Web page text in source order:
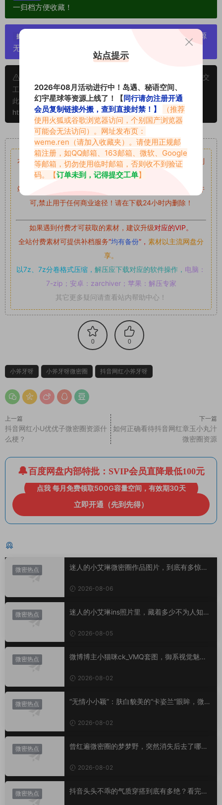
一归档方便收藏！
提示：
严禁搬运资源链接，一经发现封号处理，素材资源
无露点、需求请绕道，关闭本站网页！
申明：本文资源均来源网友分享，若侵犯了您的权限可以提交
工单处理。
此外本文章皆属于原创文章，转载请注明出处！原文链接：
https://www.abcjyw.com/141.html
重要声明
本站资源均来自网络分享，如有侵犯你的权益请私信留言
收到
留言后，我们会第一时间进行审核后删除。
站内资源为网友个人学习或测试研究使用，未经原版权作者许
可,禁止用于任何商业途径！请在下载24小时内删除！
如果遇到付费才可获取的素材，建议升级对应的VIP。
全站付费素材可提供补档服务“均有备份”， 素材以主流网盘分
享。
以7z、7z分卷格式压缩， 解压应下载对应的软件操作， 电脑：
7-zip；安卓：zarchiver；苹果：解压专家
其它更多疑问请查看站内帮助中心！
0 0
小斧牙呀 小斧牙呀微密圈 抖音网红小斧牙呀
上一篇
抖音网红小U优优子微密圈资源什
么梗？
下一篇
如何正确看待抖音网红章玉小丸汁
微密圈资源
百度网盘内部特批：SVIP会员直降最低100元
点我 每月免费领取500G容量空间，有效期30天
立即开通（先到先得）
微密热点
迷人的小艾琳微密圈作品图片，到底有多惊
2026-08-06
微密热点
迷人的小艾琳ins照片里，藏着多少不为人知的
2026-08-05
微密热点
微博博主小猫咪ck_VMQ套图，御系视觉魅力
2026-08-02
微密热点
“无情小小颖”：肤白貌美的“卡姿兰”眼眸，微密
2026-08-02
微密热点
曾红遍微密圈的梦梦野，突然消失后去了哪
2026-08-02
微密热点
抖音头头不乖的气质穿搭到底有多绝？看完想
站点提示
2026年08月活动进行中！岛遇、秘语空间、
幻宇星球等资源上线了！【同行请勿注册开通
会员复制链接外搬，查到直接封禁！】
（推荐
使用火狐或谷歌浏览器访问，个别国产浏览器
可能会无法访问）。网址发布页：
weme.ren （请加入收藏夹）。请使用正规邮
箱注册，如QQ邮箱、163邮箱、微软、Google
等邮箱，切勿使用临时邮箱，否则收不到验证
码。【订单未到，记得提交工单】